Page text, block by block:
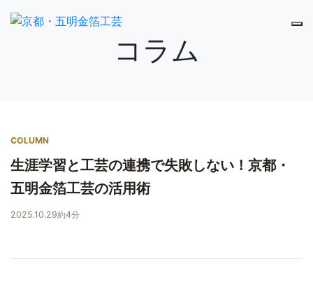
コラム
COLUMN
生涯学習と工芸の連携で失敗しない！京都・
五明金箔工芸の活用術
2025.10.29約4分